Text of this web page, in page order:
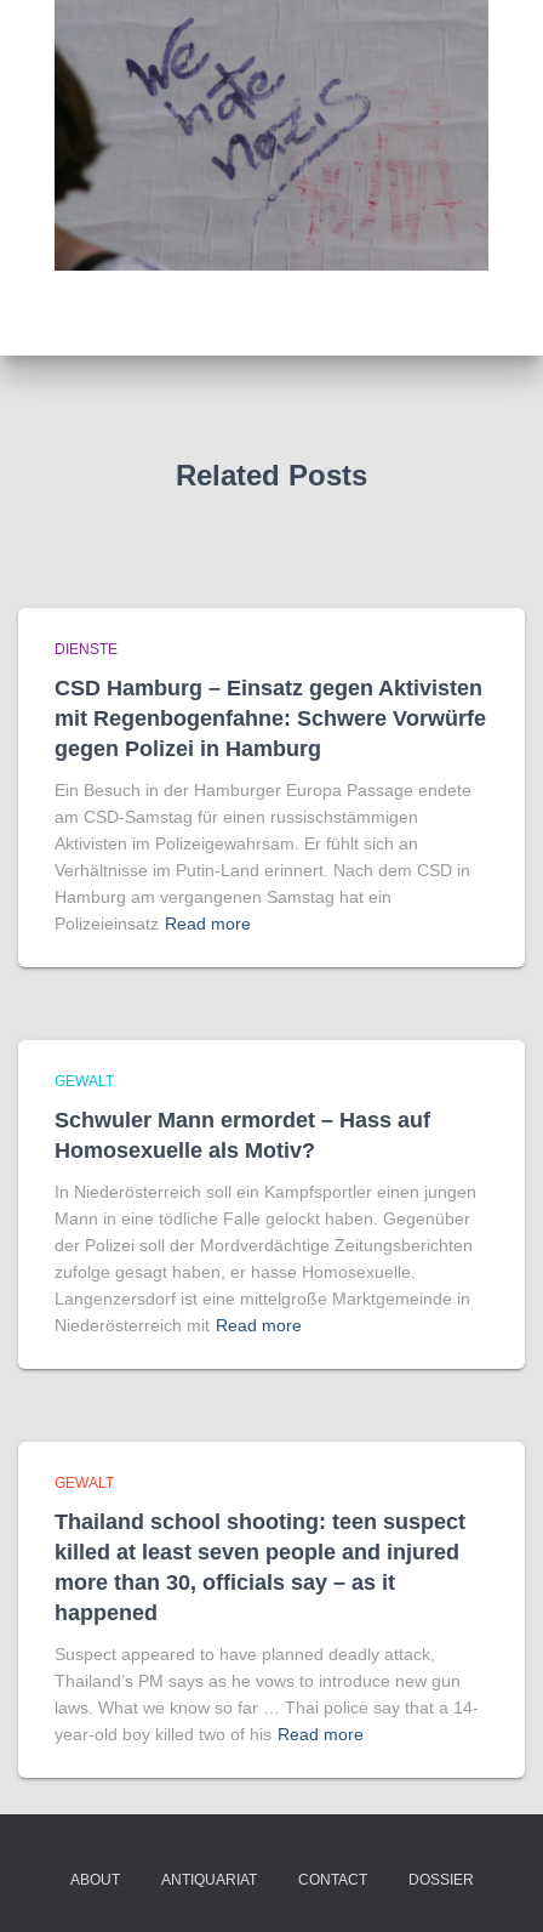
Related Posts
DIENSTE
CSD Hamburg – Einsatz gegen Aktivisten
mit Regenbogen­fahne: Schwere Vorwürfe
gegen Polizei in Hamburg
Ein Besuch in der Hamburger Europa Passage endete
am CSD-Samstag für einen russischstämmigen
Aktivisten im Polizeigewahrsam. Er fühlt sich an
Verhältnisse im Putin-Land erinnert. Nach dem CSD in
Hamburg am vergangenen Samstag hat ein
Polizeieinsatz Read more
GEWALT
Schwuler Mann ermordet – Hass auf
Homo­sexuelle als Motiv?
In Niederösterreich soll ein Kampfsportler einen jungen
Mann in eine tödliche Falle gelockt haben. Gegenüber
der Polizei soll der Mordverdächtige Zeitungsberichten
zufolge gesagt haben, er hasse Homosexuelle.
Langenzersdorf ist eine mittelgroße Marktgemeinde in
Niederösterreich mit Read more
GEWALT
Thailand school shooting: teen suspect
killed at least seven people and injured
more than 30, officials say – as it
happened
Suspect appeared to have planned deadly attack,
Thailand’s PM says as he vows to introduce new gun
laws. What we know so far … Thai police say that a 14-
year-old boy killed two of his Read more
ABOUT ANTIQUARIAT CONTACT DOSSIER